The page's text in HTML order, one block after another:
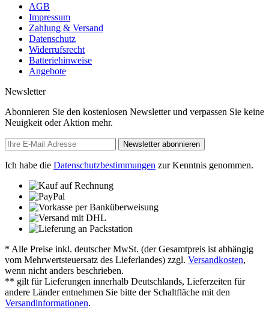
AGB
Impressum
Zahlung & Versand
Datenschutz
Widerrufsrecht
Batteriehinweise
Angebote
Newsletter
Abonnieren Sie den kostenlosen Newsletter und verpassen Sie keine
Neuigkeit oder Aktion mehr.
Newsletter abonnieren
Ich habe die Datenschutzbestimmungen zur Kenntnis genommen.
* Alle Preise inkl. deutscher MwSt. (der Gesamtpreis ist abhängig
vom Mehrwertsteuersatz des Lieferlandes) zzgl. Versandkosten,
wenn nicht anders beschrieben.
** gilt für Lieferungen innerhalb Deutschlands, Lieferzeiten für
andere Länder entnehmen Sie bitte der Schaltfläche mit den
Versandinformationen.